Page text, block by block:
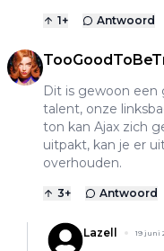
1+ Antwoord
Dit is gewoon een
talent, onze
ton kan Ajax zich
uitpakt, kan je er
overhouden.
3+ Antwoord
Lazell 19 juni